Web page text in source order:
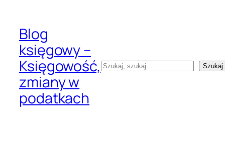
treściBlog
księgowy –
Księgowość,
zmiany w
podatkach
Szukaj Szukaj